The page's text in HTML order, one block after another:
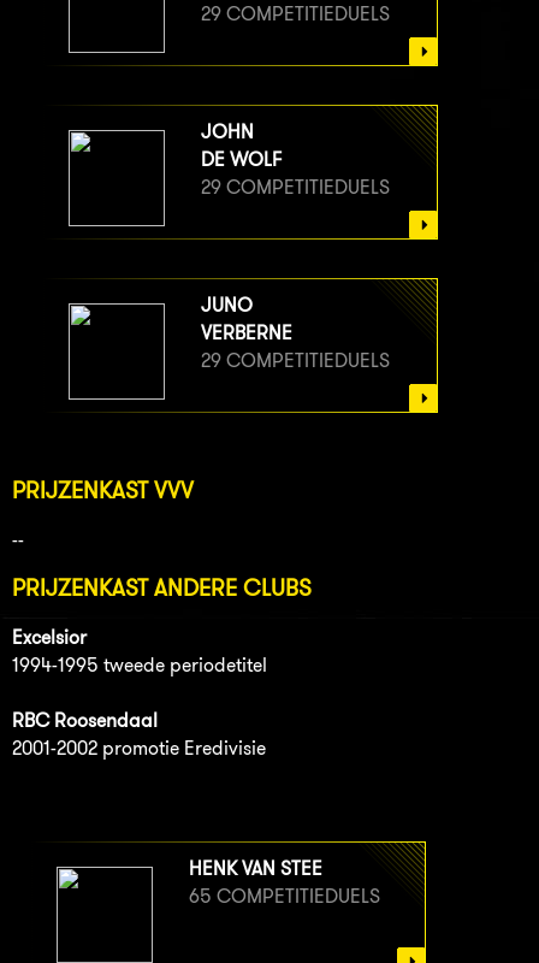
29 COMPETITIEDUELS
JOHN
DE WOLF
29 COMPETITIEDUELS
JUNO
VERBERNE
29 COMPETITIEDUELS
PRIJZENKAST VVV
--
PRIJZENKAST ANDERE CLUBS
Excelsior
1994-1995 tweede periodetitel
RBC Roosendaal
2001-2002 promotie Eredivisie
HENK VAN STEE
65 COMPETITIEDUELS